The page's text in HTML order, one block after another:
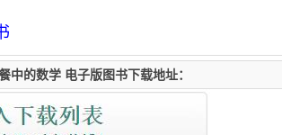
中的数学 电子版图书下载地址：